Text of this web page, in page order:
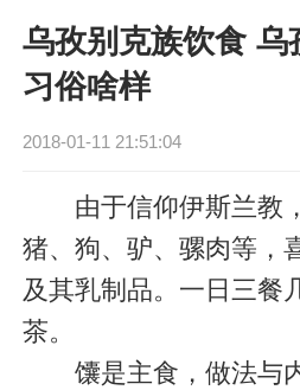
乌孜别克族饮食 乌
习俗啥样
2018-01-11 21:51:04
由于信仰伊斯兰教，
猪、狗、驴、骡肉等，
及其乳制品。一日三餐
茶。
馕是主食，做法与